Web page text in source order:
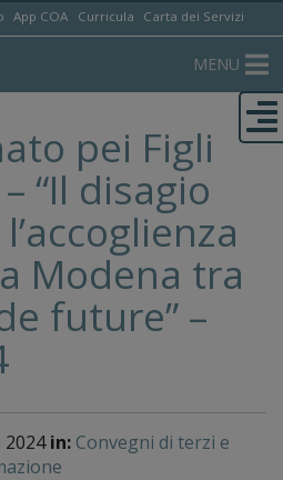
App COA Curricula Carta dei Servizi
MENU
pei Figli
“Il disagio
Modena tra
future” –
2024in: Convegni di terzi e